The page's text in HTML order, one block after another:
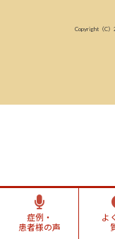
Copyright（C
症例・
患者様の声
よ